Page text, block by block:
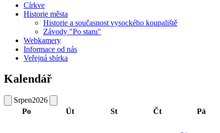
Církve
Historie města
Historie a současnost vysockého koupaliště
Závody "Po staru"
Webkamery
Informace od nás
Veřejná sbírka
Kalendář
Srpen2026
Po
Út St Čt Pá